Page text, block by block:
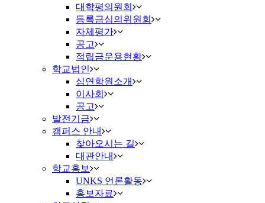
대학평의원회
등록금심의위원회
자체평가
공고
적립금운용현황
학교법인
심연학원소개
이사회
공고
발전기금
캠퍼스 안내
찾아오시는 길
대관안내
학교홍보
UNKS 언론활동
홍보자료